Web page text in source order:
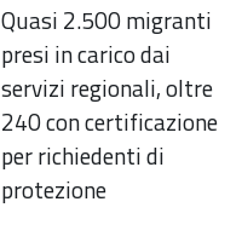
Quasi 2.500 migranti
presi in carico dai
servizi regionali, oltre
240 con certificazione
per richiedenti di
protezione